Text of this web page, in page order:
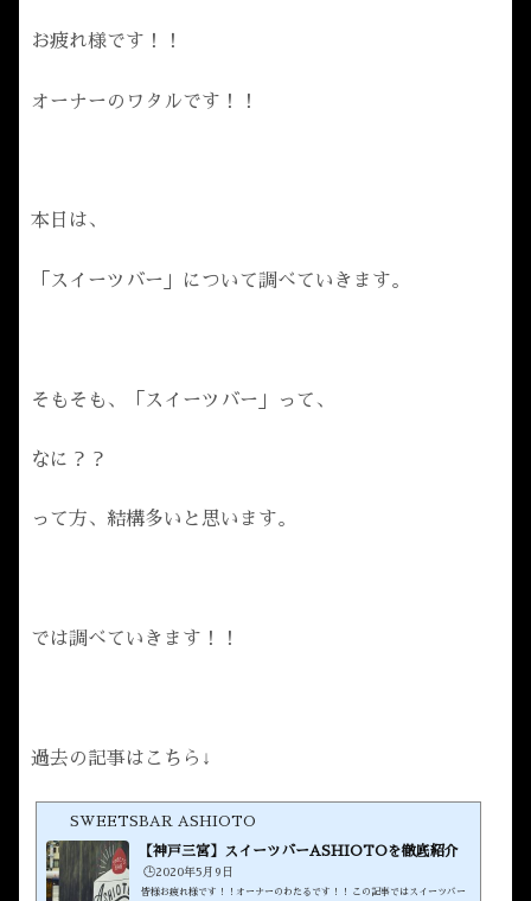
お疲れ様です！！
オーナーのワタルです！！
本日は、
「スイーツバー」について調べていきます。
そもそも、「スイーツバー」って、
なに？？
って方、結構多いと思います。
では調べていきます！！
過去の記事はこちら↓
SWEETSBAR ASHIOTO
【神戸三宮】スイーツバーASHIOTOを徹底紹介
🕒️2020年5月9日
皆様お疲れ様です！！オーナーのわたるです！！ この記事ではスイーツバー